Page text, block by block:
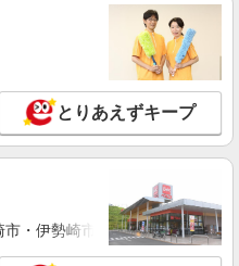
とりあえずキープ
・伊勢崎市・太田市・館林市